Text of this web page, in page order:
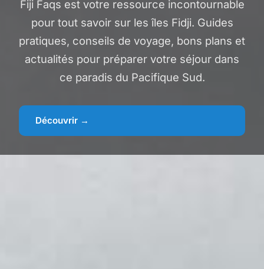
Fiji Faqs est votre ressource incontournable
pour tout savoir sur les îles Fidji. Guides
pratiques, conseils de voyage, bons plans et
actualités pour préparer votre séjour dans
ce paradis du Pacifique Sud.
Découvrir →